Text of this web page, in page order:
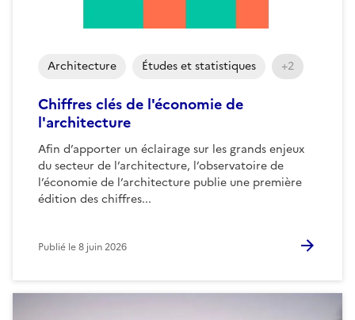
Chiffres clés de l'économie de
l'architecture
Afin d’apporter un éclairage sur les grands enjeux
du secteur de l’architecture, l’observatoire de
l’économie de l’architecture publie une première
édition des chiffres...
Architecture Études et statistiques +2
Publié le8 juin 2026